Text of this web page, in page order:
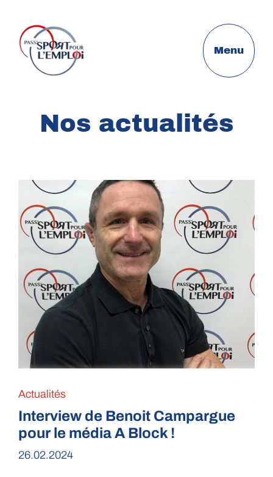
Menu
Nos actualités
Actualités
Interview de Benoit Campargue
pour le média A Block !
26.02.2024